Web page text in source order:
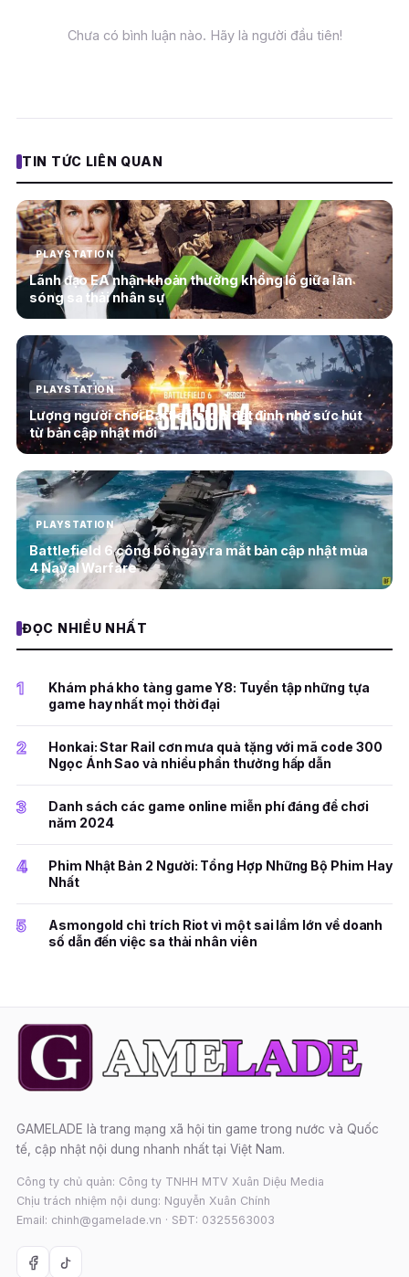
Chưa có bình luận nào. Hãy là người đầu tiên!
TIN TỨC LIÊN QUAN
PLAYSTATION
Lãnh đạo EA nhận khoản thưởng khổng lồ giữa làn
sóng sa thải nhân sự
PLAYSTATION
Lượng người chơi Battlefield 6 đạt đỉnh nhờ sức hút
từ bản cập nhật mới
PLAYSTATION
Battlefield 6 công bố ngày ra mắt bản cập nhật mùa
4 Naval Warfare
ĐỌC NHIỀU NHẤT
1
Khám phá kho tàng game Y8: Tuyển tập những tựa
game hay nhất mọi thời đại
2
Honkai: Star Rail cơn mưa quà tặng với mã code 300
Ngọc Ánh Sao và nhiều phần thưởng hấp dẫn
3
Danh sách các game online miễn phí đáng để chơi
năm 2024
4
Phim Nhật Bản 2 Người: Tổng Hợp Những Bộ Phim Hay
Nhất
5
Asmongold chỉ trích Riot vì một sai lầm lớn về doanh
số dẫn đến việc sa thải nhân viên
GAMELADE là trang mạng xã hội tin game trong nước và Quốc
tế, cập nhật nội dung nhanh nhất tại Việt Nam.
Công ty chủ quản: Công ty TNHH MTV Xuân Diệu Media
Chịu trách nhiệm nội dung: Nguyễn Xuân Chính
Email: chinh@gamelade.vn · SĐT: 0325563003